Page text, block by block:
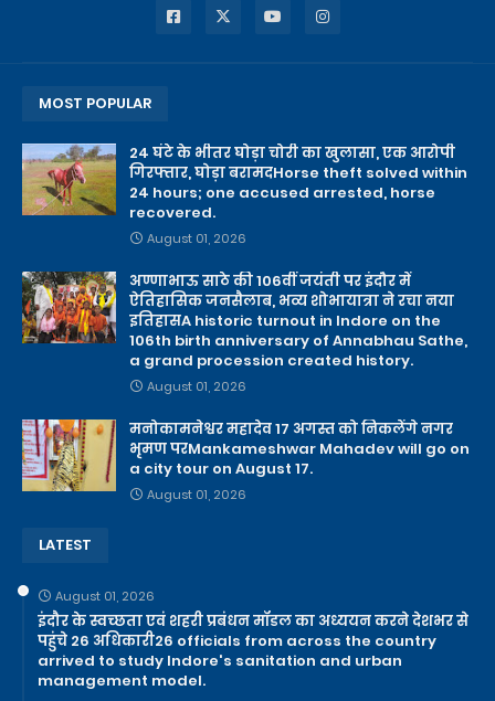
MOST POPULAR
24 घंटे के भीतर घोड़ा चोरी का खुलासा, एक आरोपी
गिरफ्तार, घोड़ा बरामदHorse theft solved within
24 hours; one accused arrested, horse
recovered.
August 01, 2026
अण्णाभाऊ साठे की 106वीं जयंती पर इंदौर में
ऐतिहासिक जनसैलाब, भव्य शोभायात्रा ने रचा नया
इतिहासA historic turnout in Indore on the
106th birth anniversary of Annabhau Sathe,
a grand procession created history.
August 01, 2026
मनोकामनेश्वर महादेव 17 अगस्त को निकलेंगे नगर
भृमण परMankameshwar Mahadev will go on
a city tour on August 17.
August 01, 2026
LATEST
August 01, 2026
इंदौर के स्वच्छता एवं शहरी प्रबंधन मॉडल का अध्ययन करने देशभर से
पहुंचे 26 अधिकारी26 officials from across the country
arrived to study Indore's sanitation and urban
management model.